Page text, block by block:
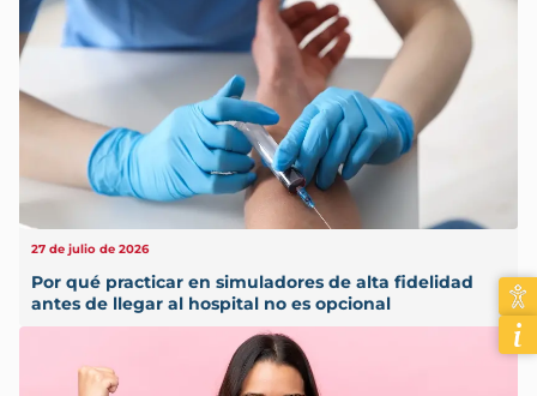
27 de julio de 2026
Por qué practicar en simuladores de alta fidelidad
antes de llegar al hospital no es opcional